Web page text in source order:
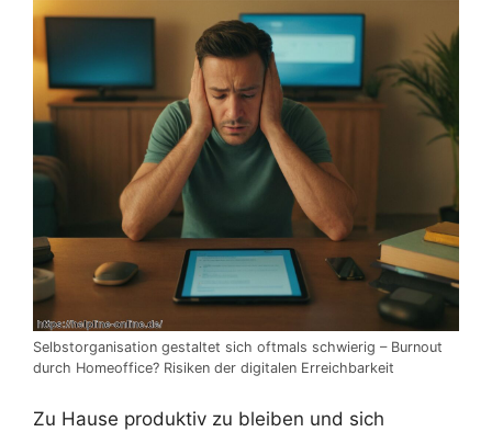
Selbstorganisation gestaltet sich oftmals schwierig – Burnout
durch Homeoffice? Risiken der digitalen Erreichbarkeit
Zu Hause produktiv zu bleiben und sich